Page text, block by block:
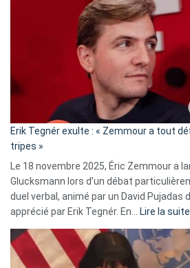
Erik Tegnér exulte : « Zemmour a tout
tripes »
Le 18 novembre 2025, Éric Zemmour a
Glucksmann lors d’un débat
duel verbal, animé par un David Pujadas
apprécié par Erik Tegnér. En…
Lire la suite